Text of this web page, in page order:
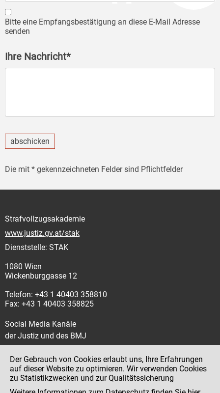
Bitte eine Empfangsbestätigung an diese E-Mail Adresse
senden
Ihre Nachricht*
abschicken
Die mit * gekennzeichneten Felder sind Pflichtfelder
Strafvollzugsakademie
www.justiz.gv.at/stak
Dienststelle: STAK
1080 Wien
Wickenburggasse 12
Telefon: +43 1 40403 358810
Fax: +43 1 40403 358825
Social Media Kanäle
der Justiz und des BMJ
Impressum
Der Gebrauch von Cookies erlaubt uns, Ihre Erfahrungen
auf dieser Website zu optimieren. Wir verwenden Cookies
zu Statistikzwecken und zur Qualitätssicherung